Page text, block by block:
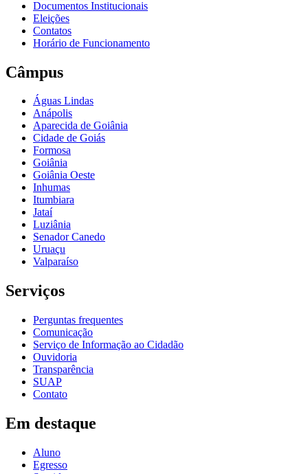
Documentos Institucionais
Eleições
Contatos
Horário de Funcionamento
Câmpus
Águas Lindas
Anápolis
Aparecida de Goiânia
Cidade de Goiás
Formosa
Goiânia
Goiânia Oeste
Inhumas
Itumbiara
Jataí
Luziânia
Senador Canedo
Uruaçu
Valparaíso
Serviços
Perguntas frequentes
Comunicação
Serviço de Informação ao Cidadão
Ouvidoria
Transparência
SUAP
Contato
Em destaque
Aluno
Egresso